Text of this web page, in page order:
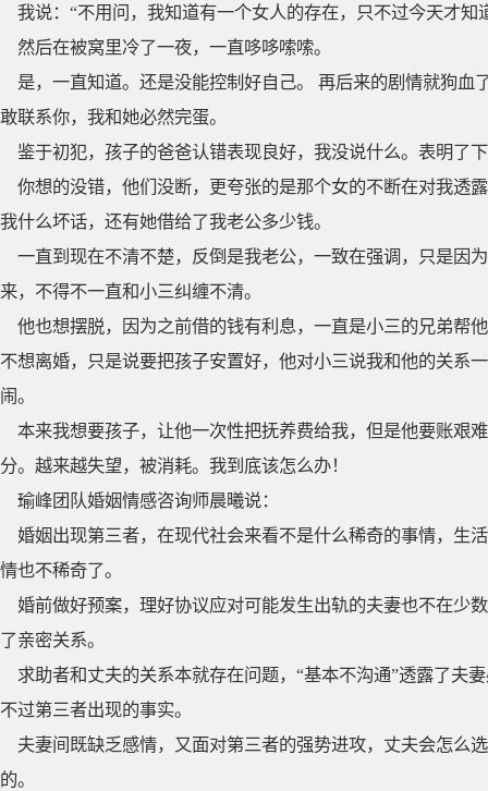
我说：“不用问，我知道有一个女人的存在，只不过今天才知
然后在被窝里冷了一夜，一直哆哆嗦嗦。
是，一直知道。还是没能控制好自己。 再后来的剧情就狗
敢联系你，我和她必然完蛋。
鉴于初犯，孩子的爸爸认错表现良好，我没说什么。表明了
你想的没错，他们没断，更夸张的是那个女的不断在对我透
我什么坏话，还有她借给了我老公多少钱。
一直到现在不清不楚，反倒是我老公，一致在强调，只是因
来，不得不一直和小三纠缠不清。
他也想摆脱，因为之前借的钱有利息，一直是小三的兄弟帮
不想离婚，只是说要把孩子安置好，他对小三说我和他的关系
闹。
本来我想要孩子，让他一次性把抚养费给我，但是他要账艰
分。越来越失望，被消耗。我到底该怎么办！
瑜峰团队婚姻情感咨询师晨曦说：
婚姻出现第三者，在现代社会来看不是什么稀奇的事情，生
情也不稀奇了。
婚前做好预案，理好协议应对可能发生出轨的夫妻也不在少
了亲密关系。
求助者和丈夫的关系本就存在问题，“基本不沟通”透露了夫
不过第三者出现的事实。
夫妻间既缺乏感情，又面对第三者的强势进攻，丈夫会怎么
的。